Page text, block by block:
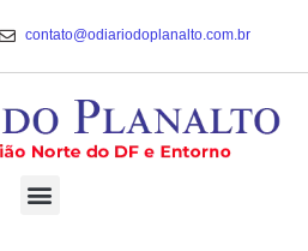
contato@odiariodoplanalto.com.br